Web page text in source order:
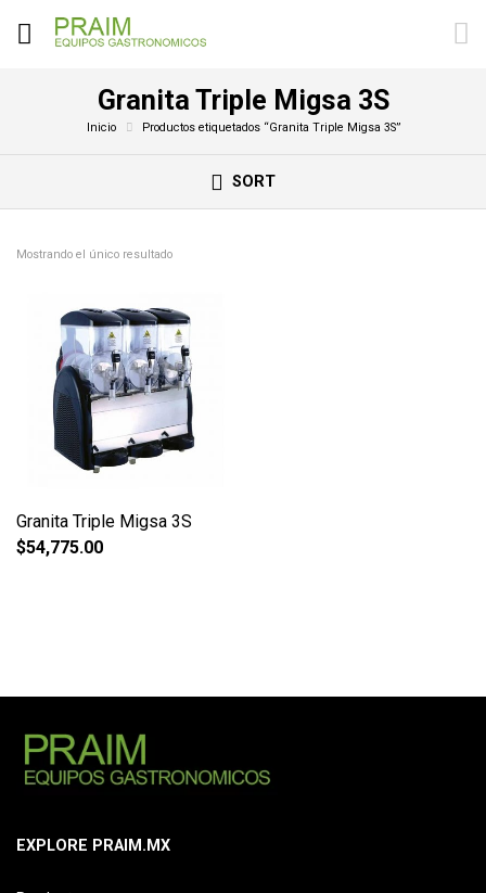
Granita Triple Migsa 3S
Inicio Productos etiquetados “Granita Triple Migsa 3S”
SORT
Mostrando el único resultado
Granita Triple Migsa 3S
$54,775.00
EXPLORE PRAIM.MX